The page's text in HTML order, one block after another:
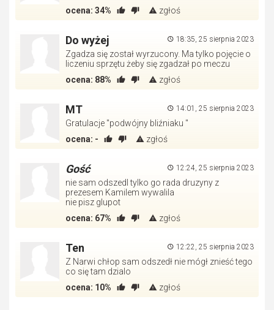
ocena: 34% zgłoś
18:35, 25 sierpnia 2023
Do wyżej
Zgadza się został wyrzucony. Ma tylko pojęcie o
liczeniu sprzętu żeby się zgadzał po meczu
ocena: 88% zgłoś
14:01, 25 sierpnia 2023
MT
Gratulacje ''podwójny bliźniaku ''
ocena: - zgłoś
12:24, 25 sierpnia 2023
Gość
nie sam odszedl tylko go rada druzyny z
prezesem Kamilem wywalila
nie pisz glupot
ocena: 67% zgłoś
12:22, 25 sierpnia 2023
Ten
Z Narwi chłop sam odszedł nie mógł znieść tego
co się tam dzialo
ocena: 10% zgłoś